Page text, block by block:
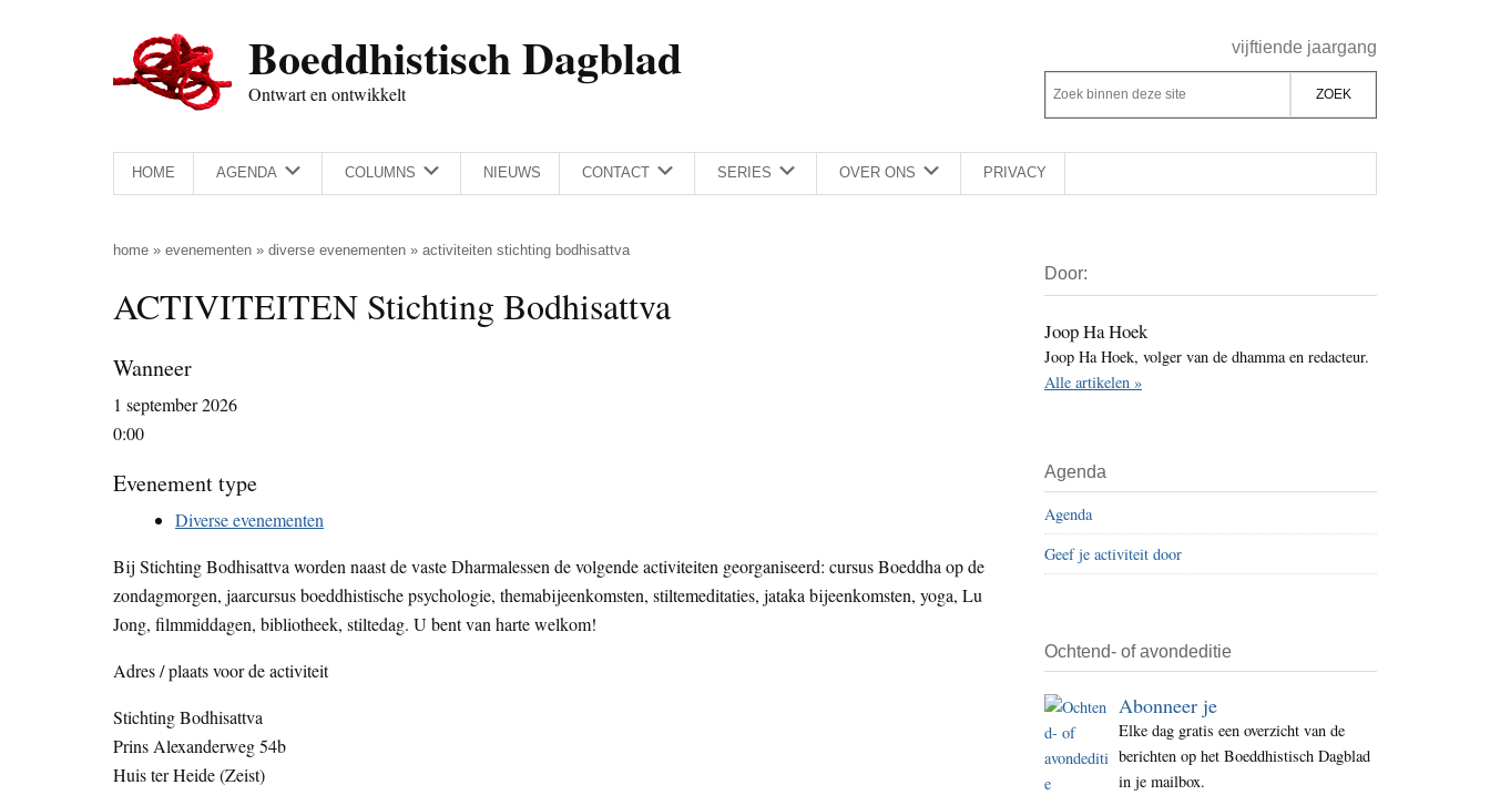
Boeddhistisch Dagblad
Ontwart en ontwikkelt
Rechts
vijftiende jaargang
Z
o
e
k
d
e
z
e
s
t
e
Z
o
k
b
n
n
d
e
s
i
t
e
HOME AGENDA COLUMNS NIEUWS CONTACT SERIES OVER ONS PRIVACY
home » evenementen » diverse evenementen » activiteiten stichting bodhisattva
ACTIVITEITEN Stichting Bodhisattva
Wanneer
1 september 2026
0:00
Evenement type
Diverse evenementen
Bij Stichting Bodhisattva worden naast de vaste Dharmalessen de volgende activiteiten georganiseerd: cursus Boeddha op de
zondagmorgen, jaarcursus boeddhistische psychologie, themabijeenkomsten, stiltemeditaties, jataka bijeenkomsten, yoga, Lu
Jong, filmmiddagen, bibliotheek, stiltedag. U bent van harte welkom!
Adres / plaats voor de activiteit
Stichting Bodhisattva
Prins Alexanderweg 54b
Huis ter Heide (Zeist)
Sidebar
Door:
Joop Ha Hoek
Joop Ha Hoek, volger van de dhamma en redacteur.
Alle artikelen »
Agenda
Agenda
Geef je activiteit door
Ochtend- of avondeditie
Abonneer je
Elke dag gratis een overzicht van de
berichten op het Boeddhistisch Dagblad
in je mailbox.